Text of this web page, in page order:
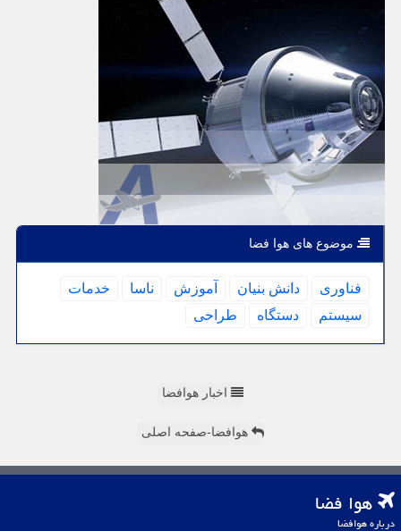
موضوع های هوا فضا
فناوری دانش بنیان آموزش ناسا
خدمات
سیستم
دستگاه طراحی
اخبار هوافضا
هوافضا-صفحه اصلی
هوا فضا
درباره هوافضا